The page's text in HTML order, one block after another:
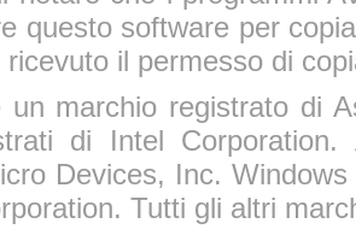
questo software per
ricevuto il permesso di
un marchio registrato di
di Intel
Devices, Inc.
Tutti gli altri